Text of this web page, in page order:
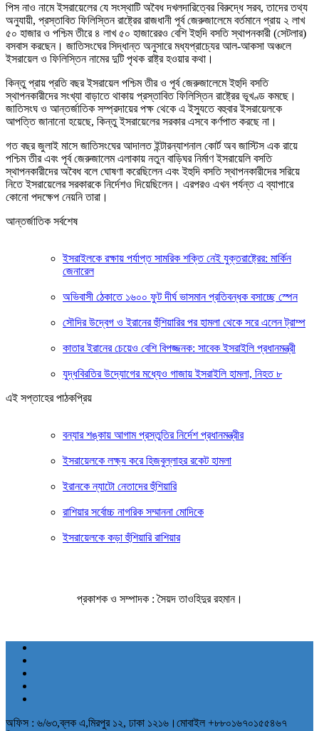
পিস নাও নামে ইসরায়েলের যে সংস্থাটি অবৈধ দখলদারিত্বের বিরুদ্ধে সরব, তাদের তথ্য
অনুযায়ী, প্রস্তাবিত ফিলিস্তিন রাষ্ট্রের রাজধানী পূর্ব জেরুজালেমে বর্তমানে প্রায় ২ লাখ
৫০ হাজার ও পশ্চিম তীরে ৪ লাখ ৫০ হাজারেরও বেশি ইহুদি বসতি স্থাপনকারী (সেটলার)
বসবাস করছেন। জাতিসংঘের সিদ্ধান্ত অনুসারে মধ্যপ্রাচ্যের আল-আকসা অঞ্চলে
ইসরায়েল ও ফিলিস্তিন নামের দুটি পৃথক রাষ্ট্র হওয়ার কথা।
কিন্তু প্রায় প্রতি বছর ইসরায়েল পশ্চিম তীর ও পূর্ব জেরুজালেমে ইহুদি বসতি
স্থাপনকারীদের সংখ্যা বাড়াতে থাকায় প্রস্তাবিত ফিলিস্তিন রাষ্ট্রের ভূখণ্ড কমছে।
জাতিসংঘ ও আন্তর্জাতিক সম্প্রদায়ের পক্ষ থেকে এ ইস্যুতে বহুবার ইসরায়েলকে
আপত্তি জানানো হয়েছে, কিন্তু ইসরায়েলের সরকার এসবে কর্ণপাত করছে না।
গত বছর জুলাই মাসে জাতিসংঘের আদালত ইন্টারন্যাশনাল কোর্ট অব জাস্টিস এক রায়ে
পশ্চিম তীর এবং পূর্ব জেরুজালেম এলাকায় নতুন বাড়িঘর নির্মাণ ইসরায়েলি বসতি
স্থাপনকারীদের অবৈধ বলে ঘোষণা করেছিলেন এবং ইহুদি বসতি স্থাপনকারীদের সরিয়ে
নিতে ইসরায়েলের সরকারকে নির্দেশও দিয়েছিলেন। এরপরও এখন পর্যন্ত এ ব্যাপারে
কোনো পদক্ষেপ নেয়নি তারা।
আন্তর্জাতিক সর্বশেষ
ইসরাইলকে রক্ষায় পর্যাপ্ত সামরিক শক্তি নেই যুক্তরাষ্ট্রের: মার্কিন
জেনারেল
অভিবাসী ঠেকাতে ১৬০০ ফুট দীর্ঘ ভাসমান প্রতিবন্ধক বসাচ্ছে স্পেন
সৌদির উদ্বেগ ও ইরানের হুঁশিয়ারির পর হামলা থেকে সরে এলেন ট্রাম্প
কাতার ইরানের চেয়েও বেশি বিপজ্জনক: সাবেক ইসরাইলি প্রধানমন্ত্রী
যুদ্ধবিরতির উদ্যোগের মধ্যেও গাজায় ইসরাইলি হামলা, নিহত ৮
এই সপ্তাহের পাঠকপ্রিয়
বন্যার শঙ্কায় আগাম প্রস্তুতির নির্দেশ প্রধানমন্ত্রীর
ইসরায়েলকে লক্ষ্য করে হিজবুল্লাহর রকেট হামলা
ইরানকে ন্যাটো নেতাদের হুঁশিয়ারি
রাশিয়ার সর্বোচ্চ নাগরিক সম্মাননা মোদিকে
ইসরায়েলকে কড়া হুঁশিয়ারি রাশিয়ার
প্রকাশক ও সম্পাদক : সৈয়দ তাওহিদুর রহমান।
অফিস : ৬/৬৩,ব্লক এ,মিরপুর ১২, ঢাকা ১২১৬।মোবাইল +৮৮০১৬৭০১৫৫৪৬৭